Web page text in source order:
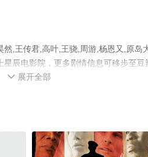
,王传君,高叶,王骁,周游,杨恩又,原岛
辰电影院，更多剧情信息可移步至
 展开全部